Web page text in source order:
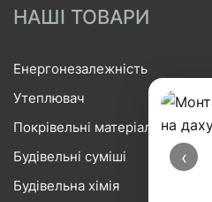
‹
НАШІ ТОВАРИ
Енергонезалежність
Утеплювач
Покрівельні матеріали
Будівельні суміші
Будівельна хімія